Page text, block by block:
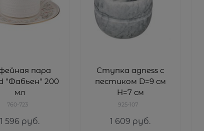
пара
"Фабьен" 200
мл
760-723
1 596 руб.
Ступка agness с
пестиком D=9 см
H=7 см
925-107
1 609 руб.